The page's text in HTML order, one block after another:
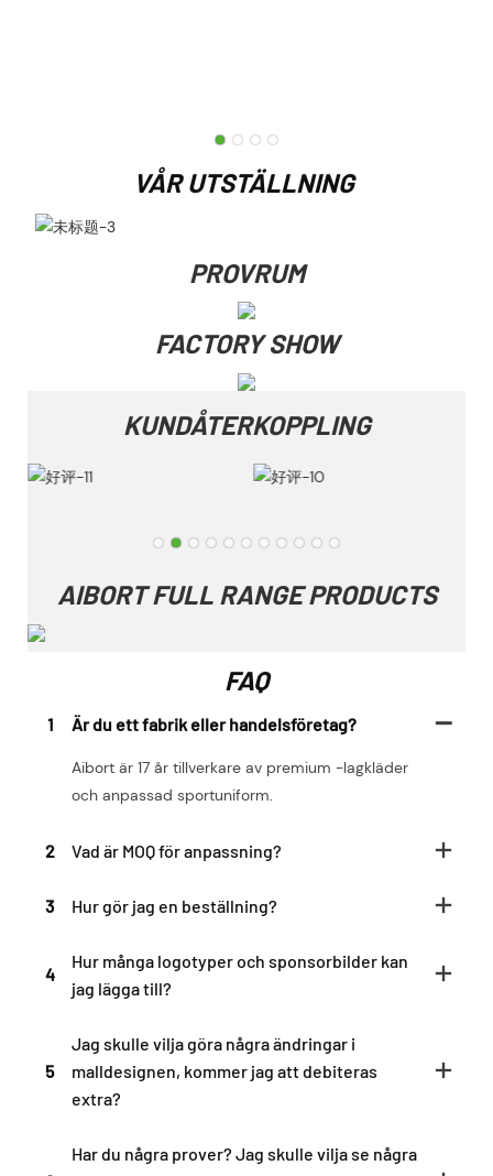
VÅR UTSTÄLLNING
PROVRUM
FACTORY SHOW
KUNDÅTERKOPPLING
AIBORT FULL RANGE PRODUCTS
FAQ
1 Är du ett fabrik eller handelsföretag?
Aibort är 17 år tillverkare av premium -lagkläder
och anpassad sportuniform.
2 Vad är MOQ för anpassning?
3 Hur gör jag en beställning?
4
Hur många logotyper och sponsorbilder kan
jag lägga till?
5
Jag skulle vilja göra några ändringar i
malldesignen, kommer jag att debiteras
extra?
Har du några prover? Jag skulle vilja se några